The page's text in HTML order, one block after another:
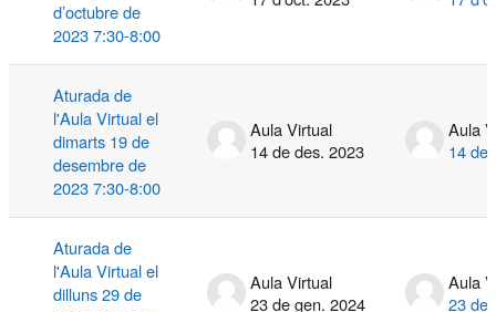
d’octubre de
2023 7:30-8:00
Aturada de
l'Aula Virtual el
dimarts 19 de
desembre de
2023 7:30-8:00
Aula Virtual
14 de des. 2023
Aula
14 de
Aturada de
l'Aula Virtual el
dilluns 29 de
Aula Virtual
23 de gen. 2024
Aula
23 de